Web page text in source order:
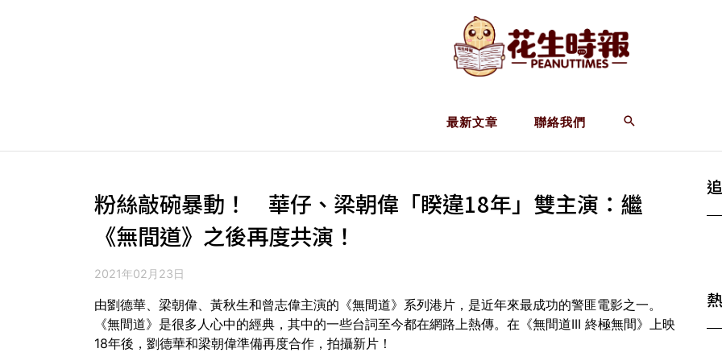
最新文章 聯絡我們
粉絲敲碗暴動！ 華仔、梁朝偉「睽違18年」雙主演：繼
《無間道》之後再度共演！
2021年02月23日
由劉德華、梁朝偉、黃秋生和曾志偉主演的《無間道》系列港片，是近年來最成功的警匪電影之一。
《無間道》是很多人心中的經典，其中的一些台詞至今都在網路上熱傳。在《無間道III 終極無間》上映
18年後，劉德華和梁朝偉準備再度合作，拍攝新片！